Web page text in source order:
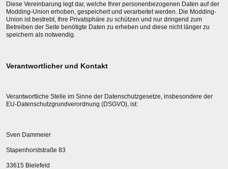
Diese Vereinbarung legt dar, welche Ihrer personenbezogenen Daten auf der
Modding-Union erhoben, gespeichert und verarbeitet werden. Die Modding-
Union ist bestrebt, Ihre Privatsphäre zu schützen und nur dringend zum
Betreiben der Seite benötigte Daten zu erheben und diese nicht länger zu
speichern als notwendig.
Verantwortlicher und Kontakt
Verantwortliche Stelle im Sinne der Datenschutzgesetze, insbesondere der
EU-Datenschutzgrundverordnung (DSGVO), ist:
Sven Dammeier
Stapenhorststraße 83
33615 Bielefeld